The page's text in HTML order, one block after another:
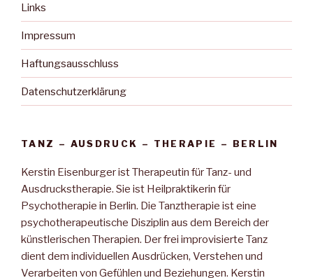
Links
Impressum
Haftungsausschluss
Datenschutzerklärung
TANZ – AUSDRUCK – THERAPIE – BERLIN
Kerstin Eisenburger ist Therapeutin für Tanz- und
Ausdruckstherapie. Sie ist Heilpraktikerin für
Psychotherapie in Berlin. Die Tanztherapie ist eine
psychotherapeutische Disziplin aus dem Bereich der
künstlerischen Therapien. Der frei improvisierte Tanz
dient dem individuellen Ausdrücken, Verstehen und
Verarbeiten von Gefühlen und Beziehungen. Kerstin